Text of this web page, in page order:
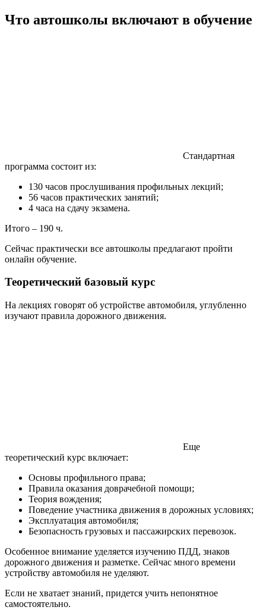
Что автошколы включают в обучение
Стандартная
программа состоит из:
130 часов прослушивания профильных лекций;
56 часов практических занятий;
4 часа на сдачу экзамена.
Итого – 190 ч.
Сейчас практически все автошколы предлагают пройти
онлайн обучение.
Теоретический базовый курс
На лекциях говорят об устройстве автомобиля, углубленно
изучают правила дорожного движения.
Еще
теоретический курс включает:
Основы профильного права;
Правила оказания доврачебной помощи;
Теория вождения;
Поведение участника движения в дорожных условиях;
Эксплуатация автомобиля;
Безопасность грузовых и пассажирских перевозок.
Особенное внимание уделяется изучению ПДД, знаков
дорожного движения и разметке. Сейчас много времени
устройству автомобиля не уделяют.
Если не хватает знаний, придется учить непонятное
самостоятельно.